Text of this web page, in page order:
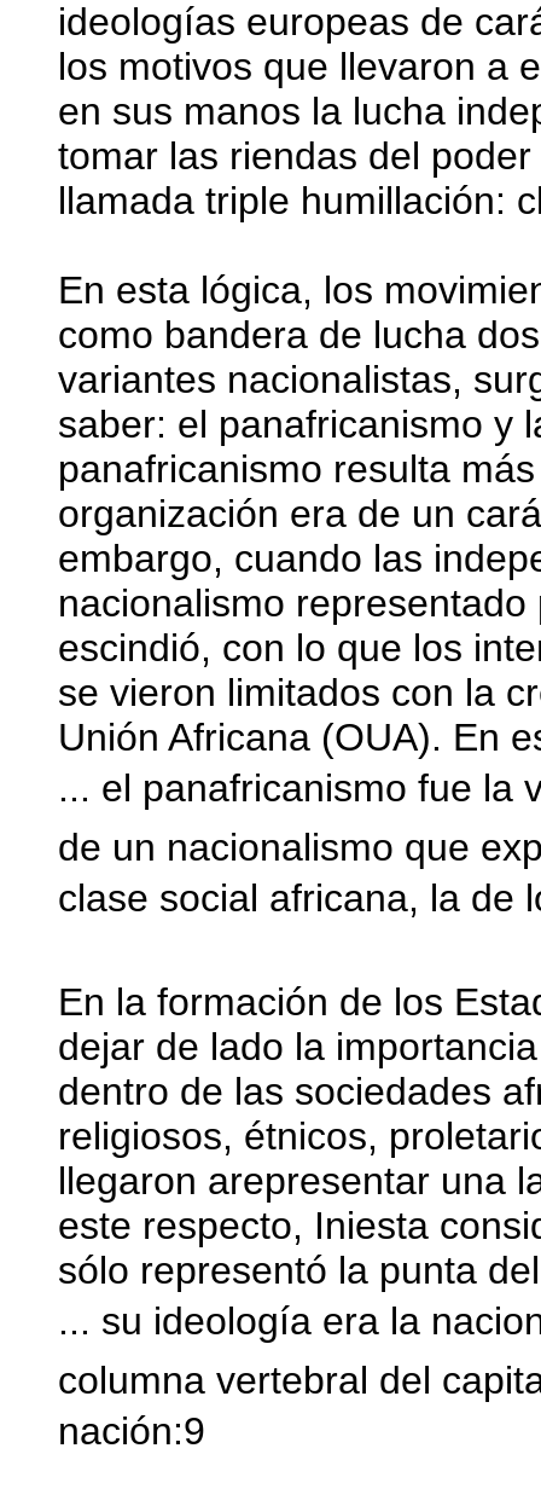
ideologías europeas de
los motivos que llevaron a
en sus manos la lucha
tomar las riendas del
llamada triple humillación:
En esta lógica, los
como bandera de lucha
variantes nacionalistas,
saber: el panafricanismo y
panafricanismo resulta
organización era de un
embargo, cuando las
nacionalismo
escindió, con lo que los
se vieron limitados con la
Unión Africana (OUA). En
... el panafricanismo fue
de un nacionalismo que
clase social africana, la de
En la formación de los
dejar de lado la
dentro de las sociedades
religiosos, étnicos,
llegaron arepresentar una
este respecto, Iniesta
sólo representó la punta
... su ideología era la
columna vertebral del
nación:9